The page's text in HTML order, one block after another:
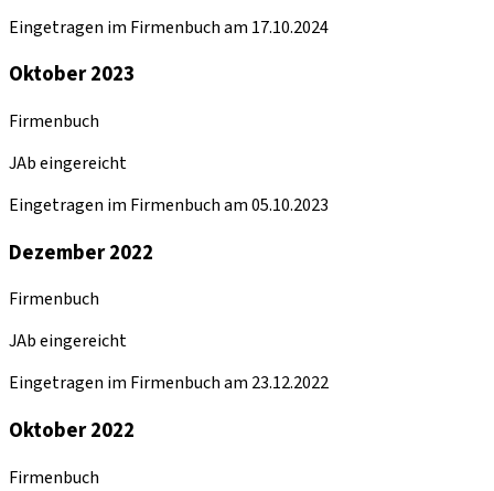
Eingetragen im Firmenbuch am 17.10.2024
Oktober 2023
Firmenbuch
JAb eingereicht
Eingetragen im Firmenbuch am 05.10.2023
Dezember 2022
Firmenbuch
JAb eingereicht
Eingetragen im Firmenbuch am 23.12.2022
Oktober 2022
Firmenbuch